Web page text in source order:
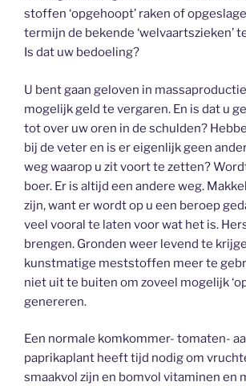
stoffen ‘opgehoopt’ raken of
termijn de bekende ‘welvaartszieken’
Is dat uw bedoeling?
U bent gaan geloven in
mogelijk geld te vergaren. En is dat u
tot over uw oren in de schulden?
bij de veter en is er eigenlijk geen
weg waarop u zit voort te zetten?
boer. Er is altijd een andere weg.
zijn, want er wordt op u een beroep
veel vooral te laten voor wat het is.
brengen. Gronden weer levend te
kunstmatige meststoffen meer te
niet uit te buiten om zoveel mogelijk
genereren.
Een normale komkommer- tomaten-
paprikaplant heeft tijd nodig om
smaakvol zijn en bomvol vitaminen en